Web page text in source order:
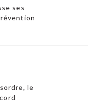
ses
le